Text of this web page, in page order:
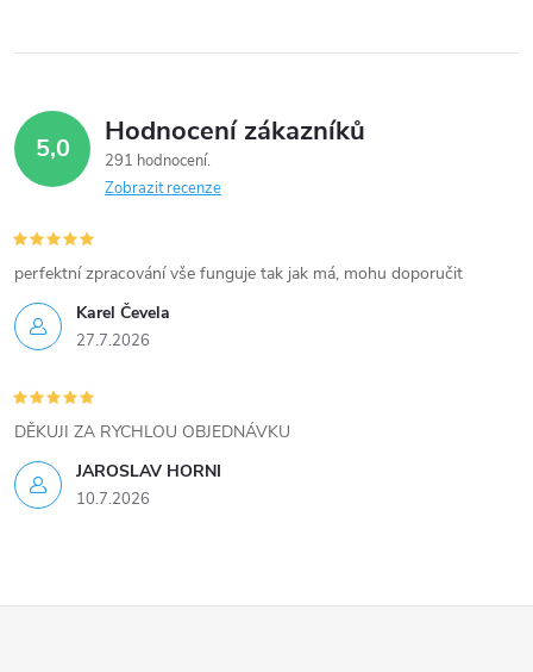
v
k
v
ý
p
i
s
u
5,0 Hodnocení zákazníků
291 hodnocení
Zobrazit recenze
Karel Čevela
27.7.2026
perfektní zpracování vše funguje tak jak má, mohu doporučit
JAROSLAV HORNI
10.7.2026
DĚKUJI ZA RYCHLOU OBJEDNÁVKU